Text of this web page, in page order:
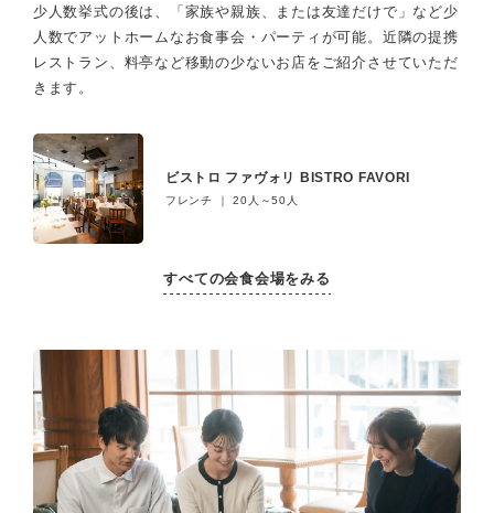
少人数挙式の後は、「家族や親族、または友達だけで」など少
人数でアットホームなお食事会・パーティが可能。 近隣の提携
レストラン、料亭など移動の少ないお店をご紹介させていただ
きます。
ビストロ ファヴォリ BISTRO FAVORI
フレンチ ｜ 20人～50人
すべての会食会場をみる